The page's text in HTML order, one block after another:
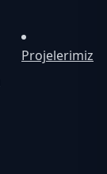
Projelerimiz